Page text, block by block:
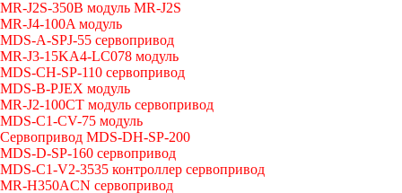
MR-J2S-350B модуль MR-J2S
MR-J4-100A модуль
MDS-A-SPJ-55 сервопривод
MR-J3-15KA4-LC078 модуль
MDS-CH-SP-110 сервопривод
MDS-B-PJEX модуль
MR-J2-100CT модуль сервопривод
MDS-C1-CV-75 модуль
Сервопривод MDS-DH-SP-200
MDS-D-SP-160 сервопривод
MDS-C1-V2-3535 контроллер сервопривод
MR-H350ACN сервопривод